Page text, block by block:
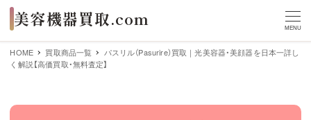
MENU
HOME 買取商品一覧
パスリル（Pasurire）買取｜光美容器・美顔器を日本一詳し
く解説【高価買取・無料査定】